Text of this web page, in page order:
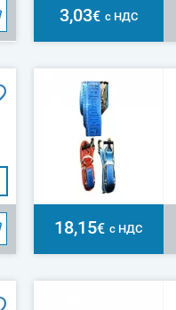
3,03€ с НДС
18,15€ с НДС